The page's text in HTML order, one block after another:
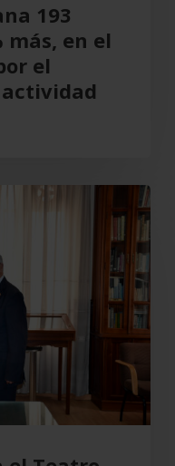
193
más, en el
el